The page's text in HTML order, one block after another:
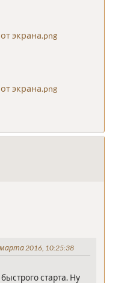
экрана.png
экрана.png
2016, 10:25:38
старта. Ну